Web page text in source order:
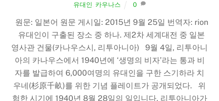
유대인 카우나스 0
원문: 일본어 원문 게시일: 2015년 9월 25일 번역자: rion
유대인이 구출된 장소 중 하나. 제2차 세계대전 중 일본
영사관 건물(카나우스시, 리투아니아) 9월 4일, 리투아니
아의 카나우스에서 1940년에 ‘생명의 비자’라는 통과 비
자를 발급하여 6,000여명의 유대인을 구한 스기하라 치
우네(杉原千畝)를 위한 기념 플레이트가 공개되었다. 위
험한 시기에 1940년 8월 28일의 일입니다. 리투아니아가